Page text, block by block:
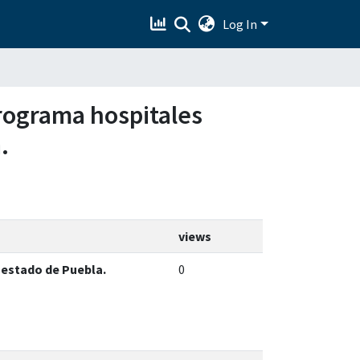
Log In
hospitales
views
de Puebla. 0